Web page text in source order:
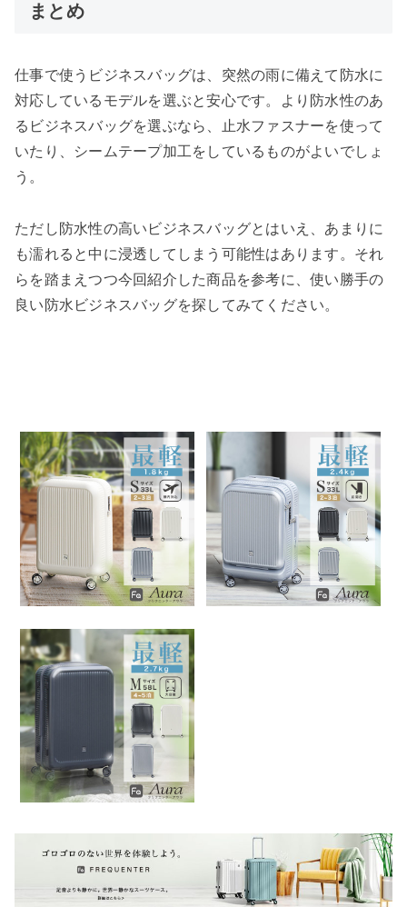
まとめ
仕事で使うビジネスバッグは、突然の雨に備えて防水に
対応しているモデルを選ぶと安心です。より防水性のあ
るビジネスバッグを選ぶなら、止水ファスナーを使って
いたり、シームテープ加工をしているものがよいでしょ
う。
ただし防水性の高いビジネスバッグとはいえ、あまりに
も濡れると中に浸透してしまう可能性はあります。それ
らを踏まえつつ今回紹介した商品を参考に、使い勝手の
良い防水ビジネスバッグを探してみてください。